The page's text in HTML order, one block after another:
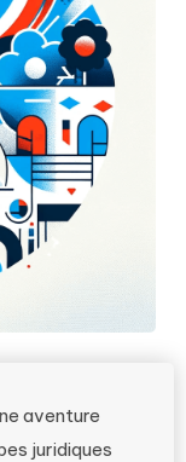
aventure
juridiques